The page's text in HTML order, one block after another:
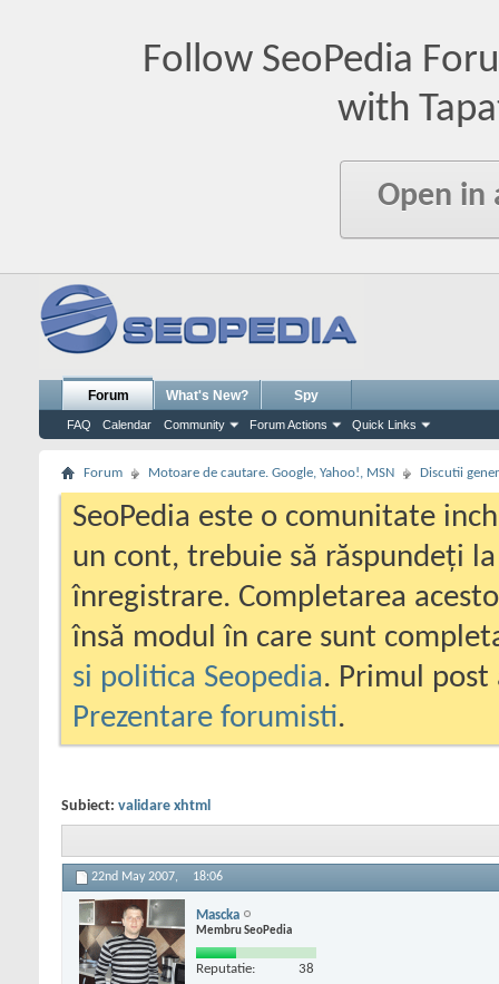
Follow SeoPedia
with
Open in
Forum
FAQ Calendar Community Forum Actions Quick Links
What's New? Spy
Forum Motoare de cautare. Google, Yahoo!, MSN Discutii
SeoPedia este o comunitate
un cont, trebuie să răspundeți
înregistrare. Completarea
însă modul în care sunt
si politica Seopedia. Primul
Prezentare forumisti.
Subiect: validare xhtml
22nd May 2007, 18:06
Mascka
Membru SeoPedia
Reputatie: 38